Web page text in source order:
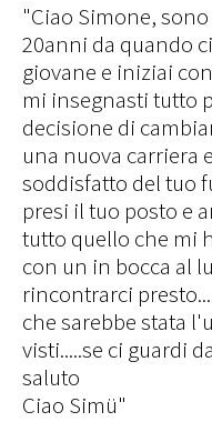
"Ciao Simone,
20anni da quando
giovane e iniziai
mi insegnasti tutto
decisione di
una nuova carriera
soddisfatto del tuo
presi il tuo posto e
tutto quello che mi
con un in bocca al
rincontrarci
che sarebbe stata
visti.....se ci guardi
saluto
Ciao Simü"